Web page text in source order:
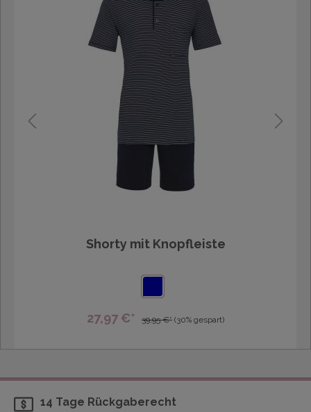
Shorty mit Knopfleiste
27,97 €* 39,95 €* (30% gespart)
14 Tage Rückgaberecht